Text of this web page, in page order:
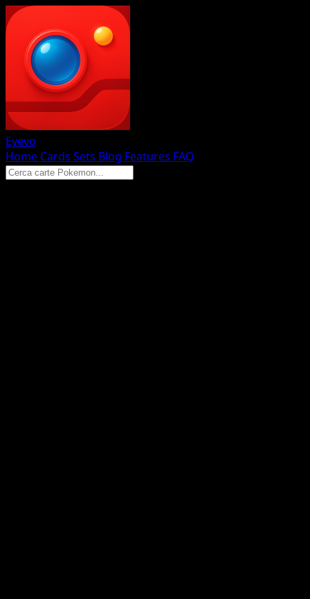
Eyevo
Home Cards Sets Blog Features FAQ